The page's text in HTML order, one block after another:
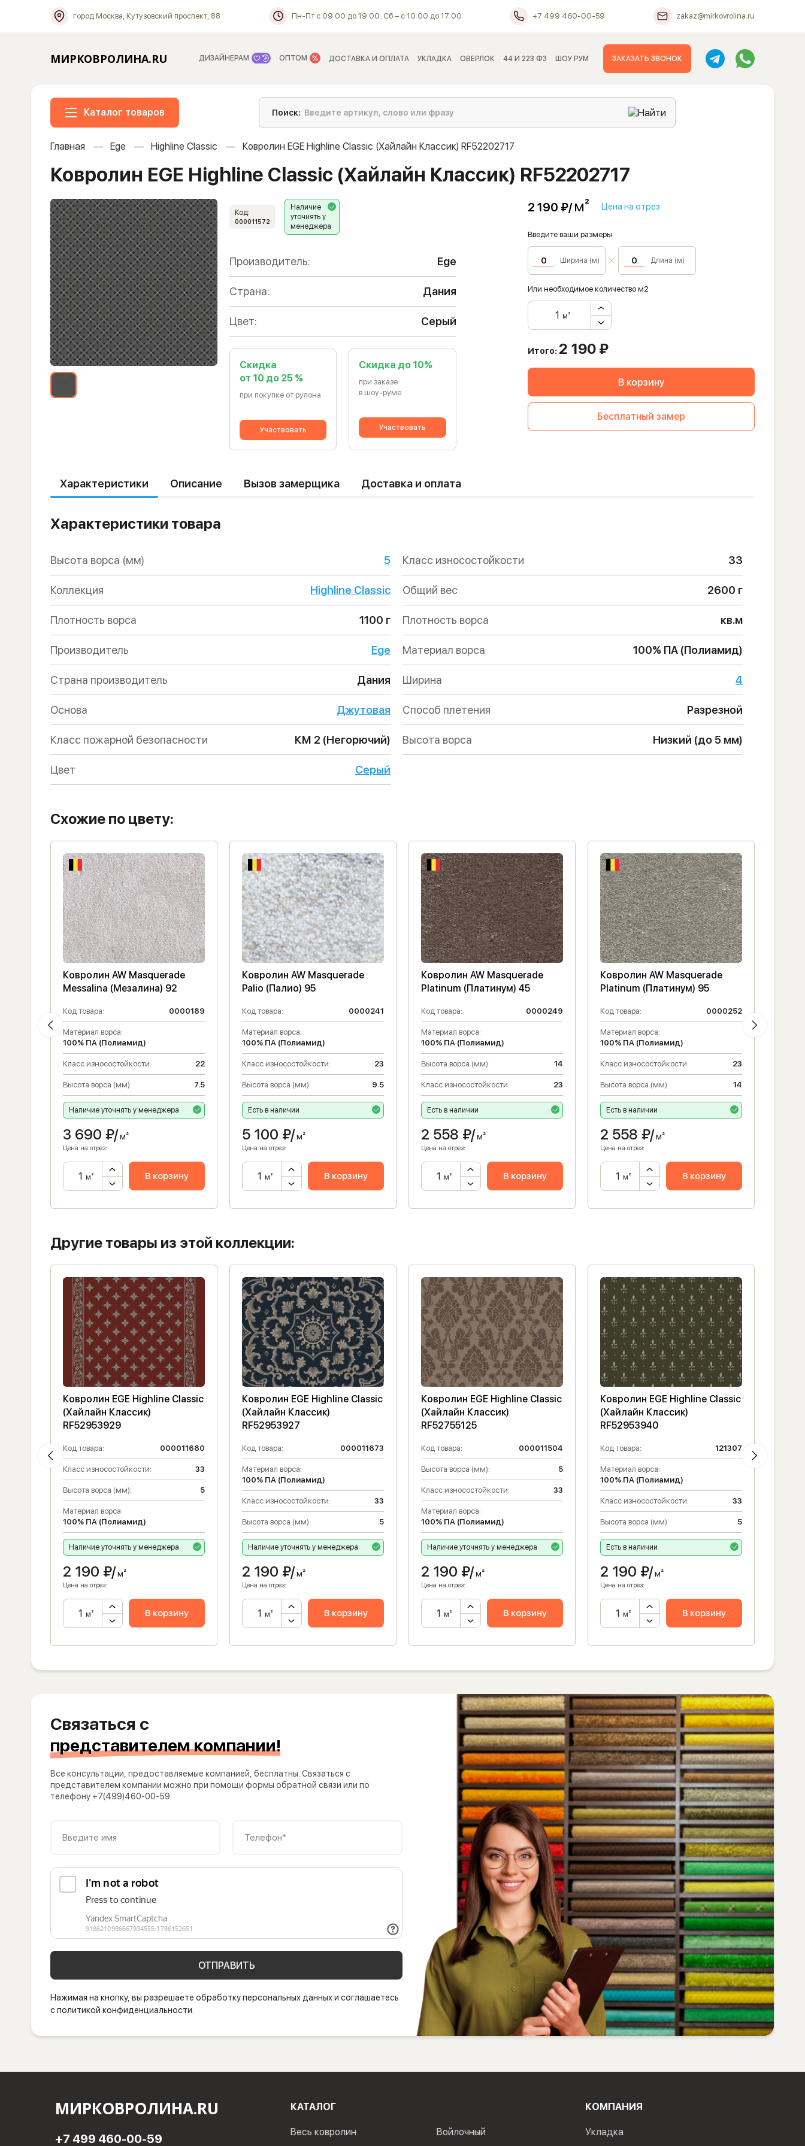
город Москва, Кутузовский проспект, 88 Пн-Пт с 09:00 до 19:00. Сб – с 10:00 до 17:00 +7 499 460-00-59 zakaz@mirkovrolina.ru
МИРКОВРОЛИНА.RU ДИЗАЙНЕРАМ ОПТОМ ДОСТАВКА И ОПЛАТА УКЛАДКА ОВЕРЛОК 44 И 223 ФЗ ШОУ РУМ ЗАКАЗАТЬ ЗВОНОК
Каталог товаров
Главная Ege Highline Classic Ковролин EGE Highline Classic (Хайлайн Классик) RF52202717
Ковролин EGE Highline Classic (Хайлайн Классик) RF52202717
Код:
000011572
Наличие
уточнять у
менеджера
Производитель: Ege
Страна: Дания
Цвет: Серый
Скидка
от 10 до 25 %
при покупке от рулона
Участвовать
Cкидка до 10%
при заказе
в шоу-руме
Участвовать
2 190 ₽/м² Цена на отрез
Введите ваши размеры
Ширина (м) Длина (м)
Или необходимое количество м2
м²
Итого: 2 190 ₽
В корзину
Бесплатный замер
Характеристики Описание Вызов замерщика Доставка и оплата
Характеристики товара
Высота ворса (мм) 5 Класс износостойкости 33
Коллекция Highline Classic Общий вес 2600 г
Плотность ворса 1100 г Плотность ворса кв.м
Производитель Ege Материал ворса 100% ПА (Полиамид)
Страна производитель Дания Ширина 4
Основа Джутовая Способ плетения Разрезной
Класс пожарной безопасности КМ 2 (Негорючий) Высота ворса Низкий (до 5 мм)
Цвет Серый
Схожие по цвету:
Ковролин AW Masquerade
Messalina (Мезалина) 92
Код товара: 0000189
Материал ворса:
100% ПА (Полиамид)
Класс износостойкости: 22
Высота ворса (мм): 7.5
Наличие уточнять у менеджера
3 690 ₽/м²
Цена на отрез:
м² В корзину
Ковролин AW Masquerade
Palio (Палио) 95
Код товара: 0000241
Материал ворса:
100% ПА (Полиамид)
Класс износостойкости: 23
Высота ворса (мм): 9.5
Есть в наличии
5 100 ₽/м²
Цена на отрез:
м² В корзину
Ковролин AW Masquerade
Platinum (Платинум) 45
Код товара: 0000249
Материал ворса:
100% ПА (Полиамид)
Высота ворса (мм): 14
Класс износостойкости: 23
Есть в наличии
2 558 ₽/м²
Цена на отрез:
м² В корзину
Ковролин AW Masquerade
Platinum (Платинум) 95
Код товара: 0000252
Материал ворса:
100% ПА (Полиамид)
Класс износостойкости: 23
Высота ворса (мм): 14
Есть в наличии
2 558 ₽/м²
Цена на отрез:
м² В корзину
Другие товары из этой коллекции:
Ковролин EGE Highline Classic
(Хайлайн Классик)
RF52953929
Код товара: 000011680
Класс износостойкости: 33
Высота ворса (мм): 5
Материал ворса:
100% ПА (Полиамид)
Наличие уточнять у менеджера
2 190 ₽/м²
Цена на отрез:
м² В корзину
Ковролин EGE Highline Classic
(Хайлайн Классик)
RF52953927
Код товара: 000011673
Материал ворса:
100% ПА (Полиамид)
Класс износостойкости: 33
Высота ворса (мм): 5
Наличие уточнять у менеджера
2 190 ₽/м²
Цена на отрез:
м² В корзину
Ковролин EGE Highline Classic
(Хайлайн Классик)
RF52755125
Код товара: 000011504
Высота ворса (мм): 5
Класс износостойкости: 33
Материал ворса:
100% ПА (Полиамид)
Наличие уточнять у менеджера
2 190 ₽/м²
Цена на отрез:
м² В корзину
Ковролин EGE Highline Classic
(Хайлайн Классик)
RF52953940
Код товара: 121307
Материал ворса:
100% ПА (Полиамид)
Класс износостойкости: 33
Высота ворса (мм): 5
Есть в наличии
2 190 ₽/м²
Цена на отрез:
м² В корзину
Связаться с
представителем компании!
Все консультации, предоставляемые компанией, бесплатны. Связаться с
представителем компании можно при помощи формы обратной связи или по
телефону +7(499)460-00-59
Введите имя Телефон*
ОТПРАВИТЬ
Нажимая на кнопку, вы разрешаете обработку персональных данных и соглашаетесь
с политикой конфиденциальности.
МИРКОВРОЛИНА.RU
+7 499 460-00-59
КАТАЛОГ
Весь ковролин Войлочный
КОМПАНИЯ
Укладка